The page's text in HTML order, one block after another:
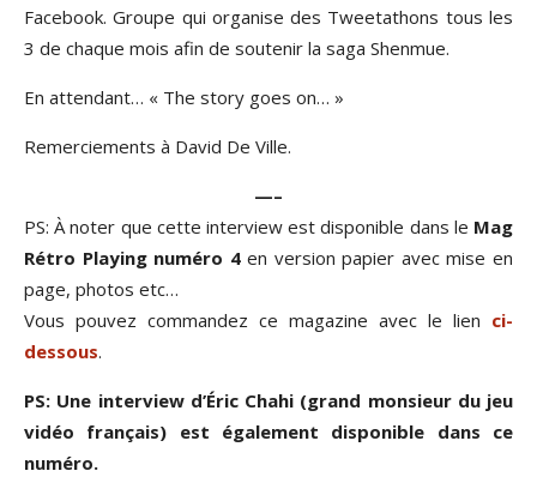
Facebook. Groupe qui organise des Tweetathons tous les
3 de chaque mois afin de soutenir la saga Shenmue.
En attendant… « The story goes on… »
Remerciements à David De Ville.
—–
PS: À noter que cette interview est disponible dans le Mag
Rétro Playing numéro 4en version papier avec mise en
page, photos etc…
Vous pouvez commandez ce magazine avec le lien ci-
dessous.
PS: Une interview d’Éric Chahi (grand monsieur du jeu
vidéo français) est également disponible dans ce
numéro.